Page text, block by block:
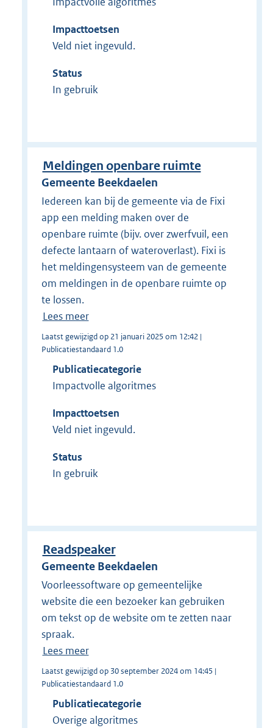
Impacttoetsen
Veld niet ingevuld.
Status
In gebruik
Meldingen openbare ruimte
Gemeente Beekdaelen
Iedereen kan bij de gemeente via de Fixi
app een melding maken over de
openbare ruimte (bijv. over zwerfvuil, een
defecte lantaarn of wateroverlast). Fixi is
het meldingensysteem van de gemeente
om meldingen in de openbare ruimte op
te lossen.
Lees meer
Laatst gewijzigd op 21 januari 2025 om 12:42 |
Publicatiestandaard 1.0
Publicatiecategorie
Impactvolle algoritmes
Impacttoetsen
Veld niet ingevuld.
Status
In gebruik
Readspeaker
Gemeente Beekdaelen
Voorleessoftware op gemeentelijke
website die een bezoeker kan gebruiken
om tekst op de website om te zetten naar
spraak.
Lees meer
Laatst gewijzigd op 30 september 2024 om 14:45 |
Publicatiestandaard 1.0
Publicatiecategorie
Overige algoritmes